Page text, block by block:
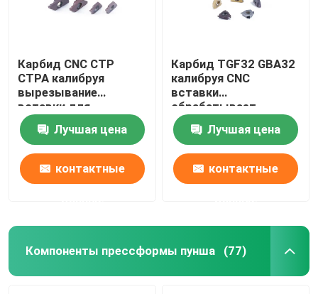
Карбид CNC CTP
CTPA калибруя
вырезывание
вставки для
обработки стальных
небольших частей
Лучшая цена
контактные
Карбид TGF32 GBA32
калибруя CNC
вставки
обрабатывает
Вертикальн-
установленную
точность на
токарном станке
Лучшая цена
контактные
Компоненты прессформы пунша (77)